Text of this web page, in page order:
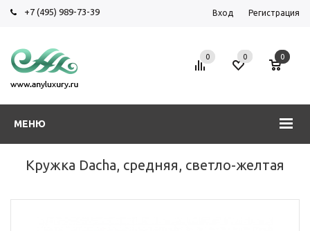
+7 (495) 989-73-39 Вход Регистрация
МЕНЮ
0 0 0
Кружка Dacha, средняя, светло-желтая